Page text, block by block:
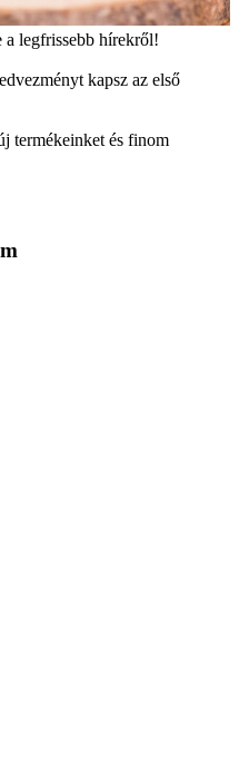
a legfrissebb hírekről!
kapsz az első
termékeinket és finom